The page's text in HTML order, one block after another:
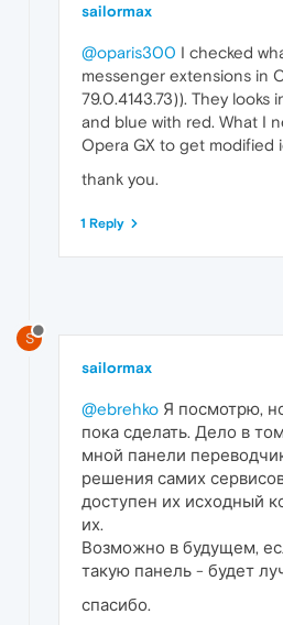
sailormax
@oparis300 I checked
messenger extensions in
79.0.4143.73)). They looks
and blue with red. What I
Opera GX to get modified
thank you.
1 Reply
S
sailormax
@ebrehko Я посмотрю,
пока сделать. Дело в
мной панели
решения самих
доступен их исходный
их.
Возможно в будущем,
такую панель - будет
спасибо.